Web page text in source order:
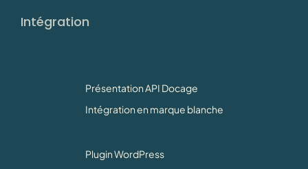
Intégration
Présentation API Docage
Intégration en marque blanche
Plugin WordPress